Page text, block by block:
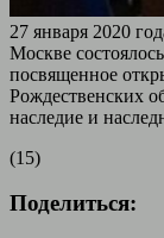
27 января 2020
Москве
посвященное
Рождественских
наследие и
(15)
Поделиться: